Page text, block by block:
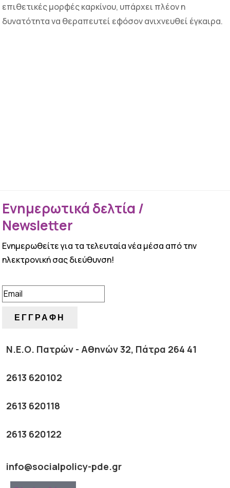
επιθετικές μορφές καρκίνου, υπάρχει πλέον η
δυνατότητα να θεραπευτεί εφόσον ανιχνευθεί έγκαιρα.
Ενημερωτικά δελτία /
Newsletter
Ενημερωθείτε για τα τελευταία νέα μέσα από την
ηλεκτρονική σας διεύθυνση!
ΕΓΓΡΑΦΗ
Ν.Ε.Ο. Πατρών - Αθηνών 32, Πάτρα 264 41
2613 620102
2613 620118
2613 620122
info@socialpolicy-pde.gr